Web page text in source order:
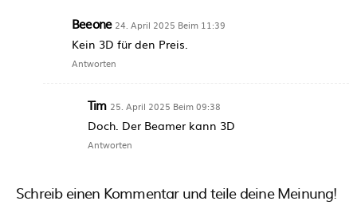
Beeone 24. April 2025 Beim 11:39
Kein 3D für den Preis.
Antworten
Tim 25. April 2025 Beim 09:38
Doch. Der Beamer kann 3D
Antworten
Schreib einen Kommentar und teile deine Meinung!